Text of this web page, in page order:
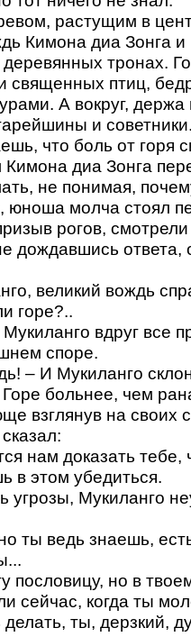
растущим в
Кимона диа Зонга
тронах.
священных птиц,
А вокруг, держа
и
что боль от горя
Кимона диа Зонга
не понимая,
юноша молча стоял
рогов,
дождавшись ответа,
великий вождь
горе?..
Мукиланго вдруг все
споре.
– И Мукиланго
больнее, чем
взглянув на своих
нам доказать тебе,
в этом убедиться.
угрозы, Мукиланго
ты ведь знаешь,
пословицу, но в
сейчас, когда ты
ты, дерзкий,